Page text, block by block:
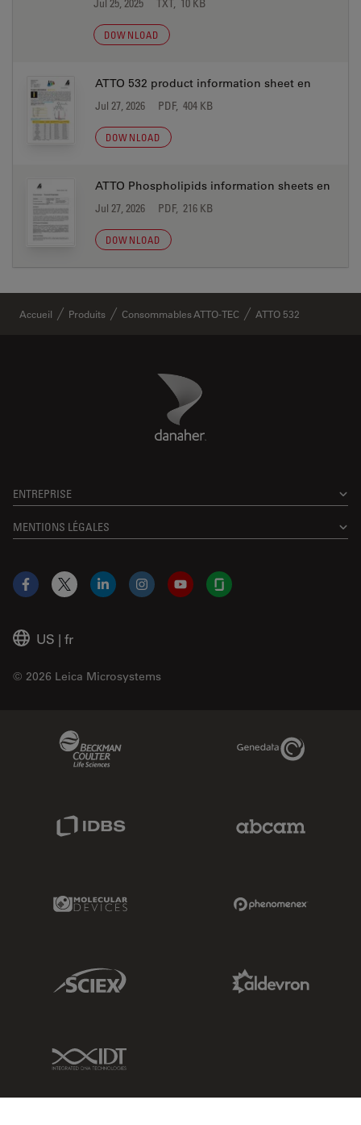
Jul 25, 2025 TXT, 10 KB
DOWNLOAD
ATTO 532 product information sheet en
Jul 27, 2026 PDF, 404 KB
DOWNLOAD
ATTO Phospholipids information sheets en
Jul 27, 2026 PDF, 216 KB
DOWNLOAD
Accueil Produits Consommables ATTO-TEC ATTO 532
Danaher Logo
ENTREPRISE
MENTIONS LÉGALES
US | fr
© 2026 Leica Microsystems
Facebook
X LinkedInInstagramYouTubeGlassdoor
Genedata Link
Molecular Devices Link
Sciex Link
IDT Link